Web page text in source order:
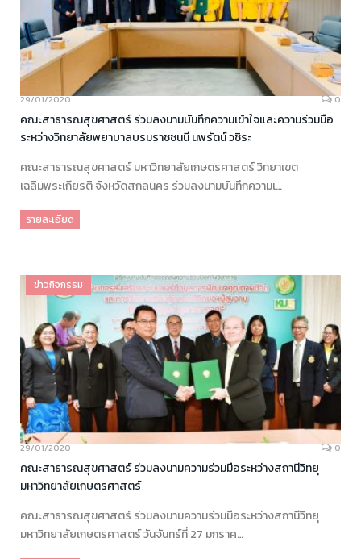
29/01/2020 0
คณะสาธารณสุขศาสตร์ ร่วมลงนามบันทึกความเข้าใจและความร่วมมือ
ระหว่างวิทยาลัยพยาบาลบรมราชชนนี นพรัตน์ วชิระ
คณะสาธารณสุขศาสตร์ มหาวิทยาลัยเกษตรศาสตร์ วิทยาเขต
เฉลิมพระเกียรติ จังหวัดสกลนคร ร่วมลงนามบันทึกความเ…
รายละเอียด
ข่าวกิจกรรม
29/01/2020 0
คณะสาธารณสุขศาสตร์ ร่วมลงนามความร่วมมือระหว่างสถานีวิทยุ
มหาวิทยาลัยเกษตรศาสตร์
คณะสาธารณสุขศาสตร์ ร่วมลงนามความร่วมมือระหว่างสถานีวิทยุ
มหาวิทยาลัยเกษตรศาสตร์ วันจันทร์ที่ 27 มกราค…